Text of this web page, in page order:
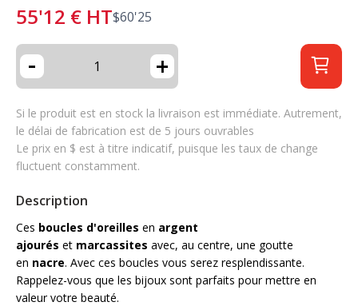
55'12 € HT$60'25
- +
Si le produit est en stock la livraison est immédiate. Autrement,
le délai de fabrication est de 5 jours ouvrables
Le prix en $ est à titre indicatif, puisque les taux de change
fluctuent constamment.
Description
Ces boucles d'oreilles en argent
ajourés et marcassites avec, au centre, une goutte
en nacre. Avec ces boucles vous serez resplendissante.
Rappelez-vous que les bijoux sont parfaits pour mettre en
valeur votre beauté.